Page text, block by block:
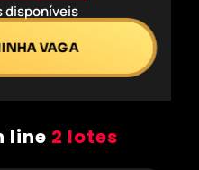
disponíveis
VAGA
line 2 lotes